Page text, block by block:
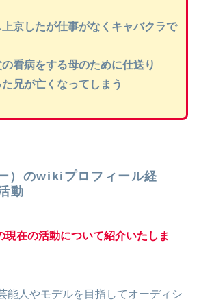
上京したが仕事がなくキャバクラで
の看病をする母のために仕送り
た兄が亡くなってしまう
）のwikiプロフィール経
動
現在の活動について紹介いたしま
能人やモデルを目指してオーディシ